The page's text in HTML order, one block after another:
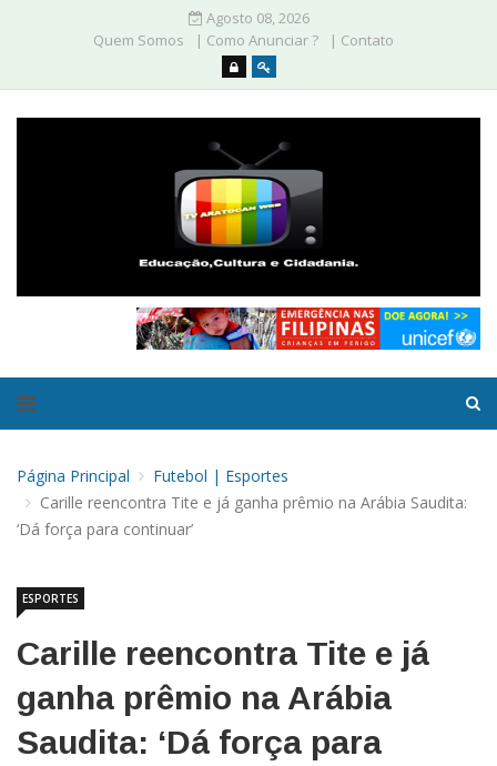
Agosto 08, 2026
Quem Somos
| Como Anunciar ? | Contato
Página Principal
Futebol | Esportes
Carille reencontra Tite e já ganha prêmio na Arábia Saudita:
‘Dá força para continuar’
Carille reencontra Tite e já
ganha prêmio na Arábia
Saudita: ‘Dá força para
ESPORTES